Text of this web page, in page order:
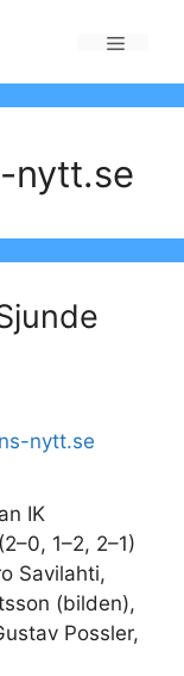
nytt.se
nytt.se
IK
1–2, 2–1)
Savilahti,
(bilden),
Possler,